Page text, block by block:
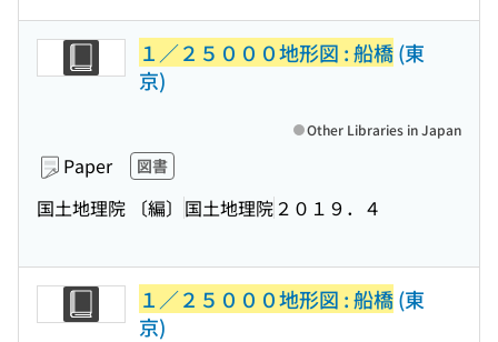
１／２５０００地形図 : 船橋(東
京)
Paper 図書
国土地理院 〔編〕 国土地理院 ２０１９．４
Other Libraries in Japan
１／２５０００地形図 : 船橋(東
京)